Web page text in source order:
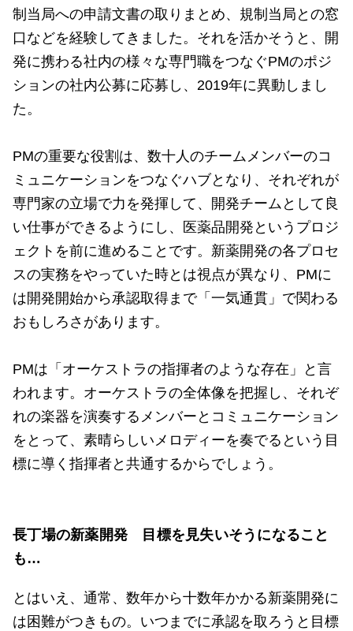
制当局への申請文書の取りまとめ、規制当局との窓
口などを経験してきました。それを活かそうと、開
発に携わる社内の様々な専門職をつなぐPMのポジ
ションの社内公募に応募し、2019年に異動しまし
た。
PMの重要な役割は、数十人のチームメンバーのコ
ミュニケーションをつなぐハブとなり、それぞれが
専門家の立場で力を発揮して、開発チームとして良
い仕事ができるようにし、医薬品開発というプロジ
ェクトを前に進めることです。新薬開発の各プロセ
スの実務をやっていた時とは視点が異なり、PMに
は開発開始から承認取得まで「一気通貫」で関わる
おもしろさがあります。
PMは「オーケストラの指揮者のような存在」と言
われます。オーケストラの全体像を把握し、それぞ
れの楽器を演奏するメンバーとコミュニケーション
をとって、素晴らしいメロディーを奏でるという目
標に導く指揮者と共通するからでしょう。
長丁場の新薬開発 目標を見失いそうになること
も…
とはいえ、通常、数年から十数年かかる新薬開発に
は困難がつきもの。いつまでに承認を取ろうと目標